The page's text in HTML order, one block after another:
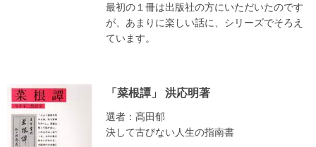
最初の１冊は出版社の方にいただいたのです
が、あまりに楽しい話に、シリーズでそろえ
ています。
「菜根譚」 洪応明著
選者：髙田郁
決して古びない人生の指南書